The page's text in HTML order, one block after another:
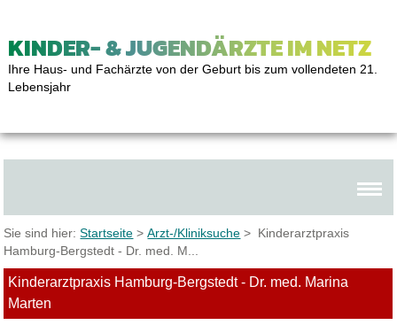
KINDER- & JUGENDÄRZTE IM NETZ
Ihre Haus- und Fachärzte von der Geburt bis zum vollendeten 21.
Lebensjahr
Sie sind hier:Startseite >Arzt-/Kliniksuche > Kinderarztpraxis
Hamburg-Bergstedt - Dr. med. M...
Kinderarztpraxis Hamburg-Bergstedt - Dr. med. Marina
Marten